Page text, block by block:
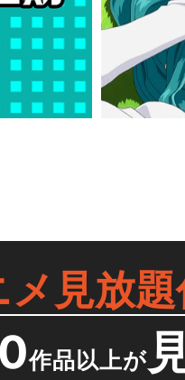
メ見放
作品以上が